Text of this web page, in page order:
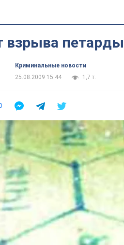
взрыва
Криминальные новости
25.08.2009 15:44
1,7 т.